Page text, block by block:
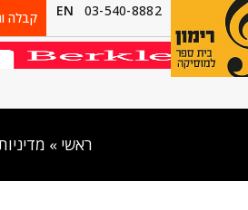
03-540-8882
EN קבלה
ראשי »